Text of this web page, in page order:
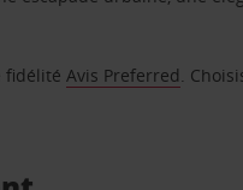
fidélitéAvis Preferred.